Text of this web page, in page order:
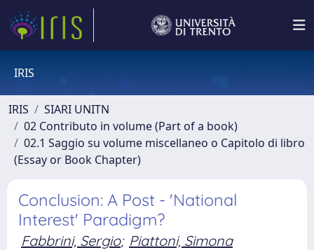
IRIS
IRIS
SIARI UNITN
02 Contributo in volume (Part of a book)
02.1 Saggio su volume miscellaneo o Capitolo di libro
(Essay or Book Chapter)
Conclusion: A Post - 'National
Interest' Paradigm?
Fabbrini, Sergio; Piattoni, Simona